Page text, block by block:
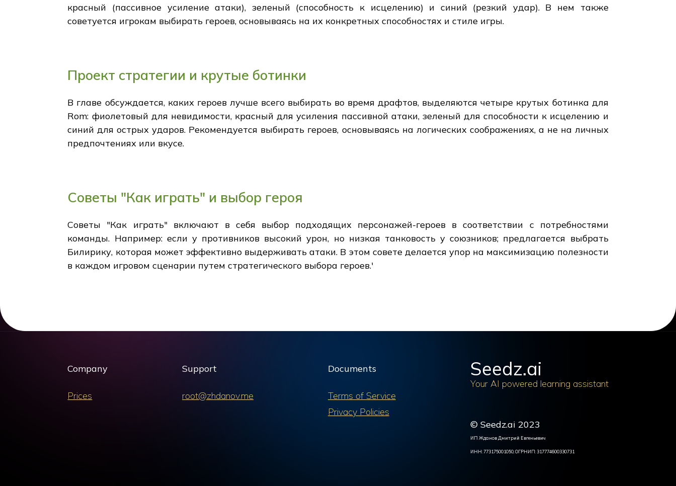
красный (пассивное усиление атаки), зеленый (способность к исцелению) и синий (резкий удар). В нем также
советуется игрокам выбирать героев, основываясь на их конкретных способностях и стиле игры.
Проект стратегии и крутые ботинки
В главе обсуждается, каких героев лучше всего выбирать во время драфтов, выделяются четыре крутых ботинка для
Rom: фиолетовый для невидимости, красный для усиления пассивной атаки, зеленый для способности к исцелению и
синий для острых ударов. Рекомендуется выбирать героев, основываясь на логических соображениях, а не на личных
предпочтениях или вкусе.
Советы "Как играть" и выбор героя
Советы "Как играть" включают в себя выбор подходящих персонажей-героев в соответствии с потребностями
команды. Например: если у противников высокий урон, но низкая танковость у союзников; предлагается выбрать
Билирику, которая может эффективно выдерживать атаки. В этом совете делается упор на максимизацию полезности
в каждом игровом сценарии путем стратегического выбора героев.'
Company
Prices
Support
root@zhdanov.me
Documents
Terms of Service
Privacy Policies
Seedz.ai
Your AI powered learning assistant
© Seedz.ai 2023
ИП Жданов Дмитрий Евгеньевич
ИНН: 773175001050, ОГРНИП: 317774600330731